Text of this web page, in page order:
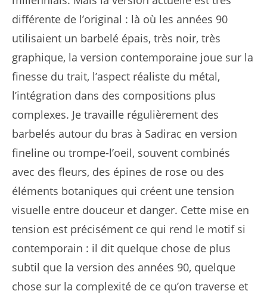
différente de l’original : là où les années 90
utilisaient un barbelé épais, très noir, très
graphique, la version contemporaine joue sur la
finesse du trait, l’aspect réaliste du métal,
l’intégration dans des compositions plus
complexes. Je travaille régulièrement des
barbelés autour du bras à Sadirac en version
fineline ou trompe-l’oeil, souvent combinés
avec des fleurs, des épines de rose ou des
éléments botaniques qui créent une tension
visuelle entre douceur et danger. Cette mise en
tension est précisément ce qui rend le motif si
contemporain : il dit quelque chose de plus
subtil que la version des années 90, quelque
chose sur la complexité de ce qu’on traverse et